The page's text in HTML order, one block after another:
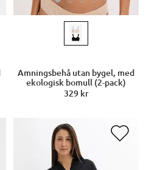
Amningsbehå utan bygel, med
ekologisk bomull (2-pack)
329 kr